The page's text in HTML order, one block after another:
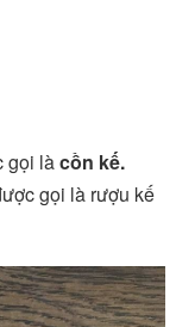
gọi làcồn kế.
gọi là rượu kế